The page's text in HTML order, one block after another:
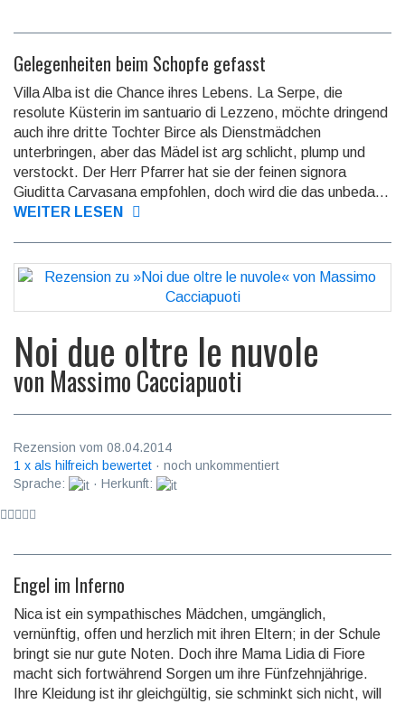
Gelegenheiten beim Schopfe gefasst
Villa Alba ist die Chance ihres Lebens. La Serpe, die
resolute Küsterin im san­tu­a­ri­o di Lezzeno, möchte dringend
auch ihre dritte Tochter Birce als Dienst­mäd­chen
unterbringen, aber das Mädel ist arg schlicht, plump und
verstockt. Der Herr Pfarrer hat sie der feinen signora
Giuditta Car­va­sa­na empfohlen, doch wird die das unbeda...
WEITER LESEN
Noi due oltre le nuvole
von Massimo Cacciapuoti
Rezension vom 08.04.2014
1 x als hilfreich bewertet · noch unkommentiert
Sprache:
· Herkunft:
Engel im Inferno
Nica ist ein sympathisches Mädchen, umgänglich,
vernünftig, offen und herzlich mit ihren Eltern; in der Schule
bringt sie nur gute Noten. Doch ihre Mama Lidia di Fiore
macht sich fort­wäh­rend Sorgen um ihre Fünfzehnjährige.
Ihre Kleidung ist ihr gleichgültig, sie schminkt sich nicht, will